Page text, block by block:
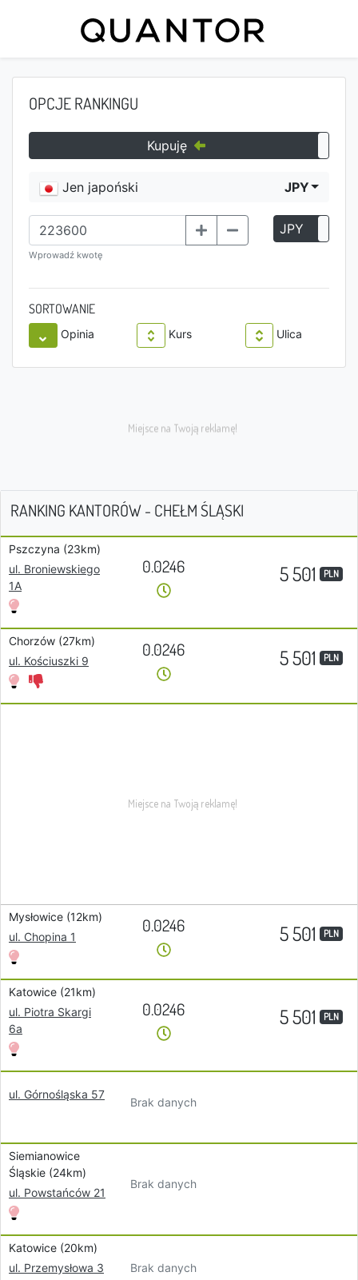
OPCJE RANKINGU
Kupuję
Jen japoński JPY
Wprowadź kwotę
JPY
SORTOWANIE
Opinia Kurs Ulica
RANKING KANTORÓW - CHEŁM ŚLĄSKI
Pszczyna (23km)
ul. Broniewskiego
1A
0.0246 5 501 PLN
Chorzów (27km)
ul. Kościuszki 9
0.0246 5 501 PLN
Mysłowice (12km)
ul. Chopina 1
0.0246 5 501 PLN
Katowice (21km)
ul. Piotra Skargi
6a
0.0246 5 501 PLN
ul. Górnośląska 57
Brak danych
Siemianowice
Śląskie (24km)
ul. Powstańców 21
Brak danych
Katowice (20km)
ul. Przemysłowa 3
Brak danych